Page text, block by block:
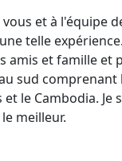
et à l'équipe
telle
amis et famille et
sud comprenant
et le Cambodia.
meilleur.